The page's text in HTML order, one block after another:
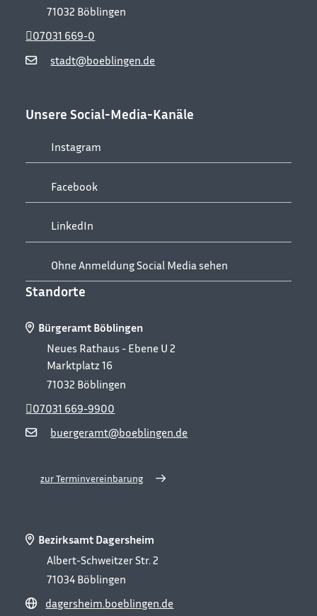
71032 Böblingen
stadt@boeblingen.de
07031 669-0
Unsere Social-Media-Kanäle
Instagram
Facebook
LinkedIn
Ohne Anmeldung Social Media sehen
Standorte
Bürgeramt Böblingen
Neues Rathaus - Ebene U 2
Marktplatz 16
71032 Böblingen
buergeramt@boeblingen.de
07031 669-9900
zur Terminvereinbarung
Bezirksamt Dagersheim
Albert-Schweitzer Str. 2
71034 Böblingen
dagersheim.boeblingen.de